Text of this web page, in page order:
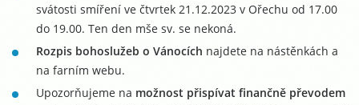
svátosti smíření ve čtvrtek 21.12.2023 v Ořechu od 17.00
do 19.00. Ten den mše sv. se nekoná.
Rozpis bohoslužeb o Vánocích najdete na nástěnkách a
na farním webu.
Upozorňujeme na možnost přispívat finančně převodem